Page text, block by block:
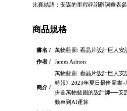
比賽結語：安謀的里程碑謝辭詞彙表
商品規格
書名 /
萬物藍圖: 看晶片設計巨人安
作者 /
James Ashton
簡介 /
萬物藍圖: 看晶片設計巨人安
時報》2023年夏日最佳圖書
拼圖萬物藍圖的設計師──安
動車到AI運算